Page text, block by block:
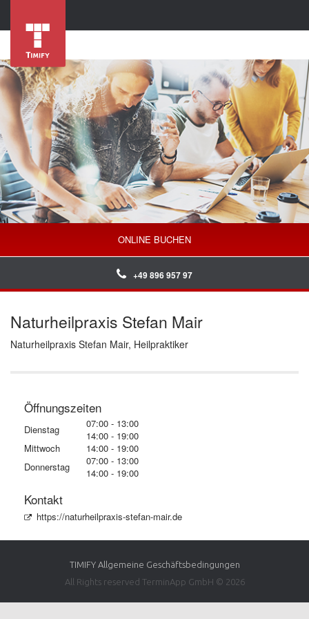
+49 896 957 97
ONLINE BUCHEN
Naturheilpraxis Stefan Mair
Naturheilpraxis Stefan Mair, Heilpraktiker
Öffnungszeiten
Dienstag
07:00 - 13:00
14:00 - 19:00
Mittwoch
14:00 - 19:00
Donnerstag
07:00 - 13:00
14:00 - 19:00
Kontakt
https://naturheilpraxis-stefan-mair.de
TIMIFY Allgemeine Geschäftsbedingungen
All Rights reserved TerminApp GmbH © 2026